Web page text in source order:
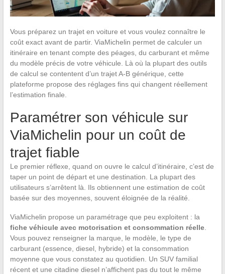
Vous préparez un trajet en voiture et vous voulez connaître le
coût exact avant de partir. ViaMichelin permet de calculer un
itinéraire en tenant compte des péages, du carburant et même
du modèle précis de votre véhicule. Là où la plupart des outils
de calcul se contentent d’un trajet A-B générique, cette
plateforme propose des réglages fins qui changent réellement
l’estimation finale.
Paramétrer son véhicule sur
ViaMichelin pour un coût de
trajet fiable
Le premier réflexe, quand on ouvre le calcul d’itinéraire, c’est de
taper un point de départ et une destination. La plupart des
utilisateurs s’arrêtent là. Ils obtiennent une estimation de coût
basée sur des moyennes, souvent éloignée de la réalité.
ViaMichelin propose un paramétrage que peu exploitent : la
fiche véhicule avec motorisation et consommation réelle.
Vous pouvez renseigner la marque, le modèle, le type de
carburant (essence, diesel, hybride) et la consommation
moyenne que vous constatez au quotidien. Un SUV familial
récent et une citadine diesel n’affichent pas du tout le même